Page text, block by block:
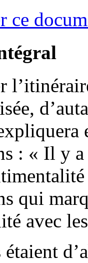
ce
: « Il y
qui
avec
étaient